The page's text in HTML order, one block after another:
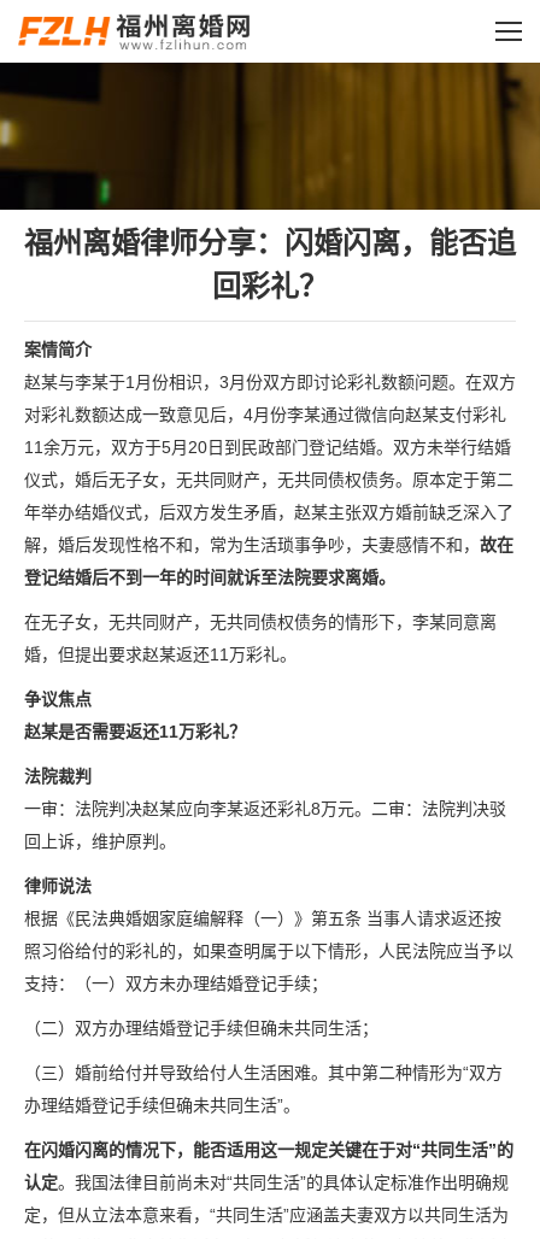
福州离婚律师分享：闪婚闪离，能否追
回彩礼？
案情简介
赵某与李某于1月份相识，3月份双方即讨论彩礼数额问题。在双方
对彩礼数额达成一致意见后，4月份李某通过微信向赵某支付彩礼
11余万元，双方于5月20日到民政部门登记结婚。双方未举行结婚
仪式，婚后无子女，无共同财产，无共同债权债务。原本定于第二
年举办结婚仪式，后双方发生矛盾，赵某主张双方婚前缺乏深入了
解，婚后发现性格不和，常为生活琐事争吵，夫妻感情不和， 故在
登记结婚后不到一年的时间就诉至法院要求离婚。
在无子女，无共同财产，无共同债权债务的情形下，李某同意离
婚，但提出要求赵某返还11万彩礼。
争议焦点
赵某是否需要返还11万彩礼？
法院裁判
一审：法院判决赵某应向李某返还彩礼8万元。二审：法院判决驳
回上诉，维护原判。
律师说法
根据《民法典婚姻家庭编解释（一）》第五条 当事人请求返还按
照习俗给付的彩礼的，如果查明属于以下情形，人民法院应当予以
支持：（一）双方未办理结婚登记手续；
（二）双方办理结婚登记手续但确未共同生活；
（三）婚前给付并导致给付人生活困难。其中第二种情形为“双方
办理结婚登记手续但确未共同生活”。
在闪婚闪离的情况下，能否适用这一规定关键在于对“共同生活”的
认定。我国法律目前尚未对“共同生活”的具体认定标准作出明确规
定，但从立法本意来看，“共同生活”应涵盖夫妻双方以共同生活为